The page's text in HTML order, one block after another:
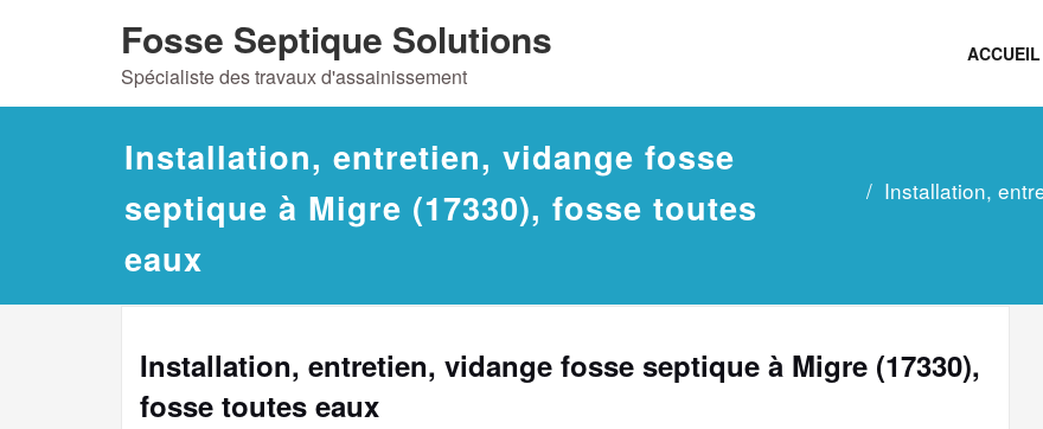
Fosse Septique Solutions
Spécialiste des travaux d'assainissement
ACCUEIL
Installation, entretien, vidange fosse
septique à Migre (17330), fosse toutes
eaux
Installation,
Installation, entretien, vidange fosse septique à Migre (17330),
fosse toutes eaux